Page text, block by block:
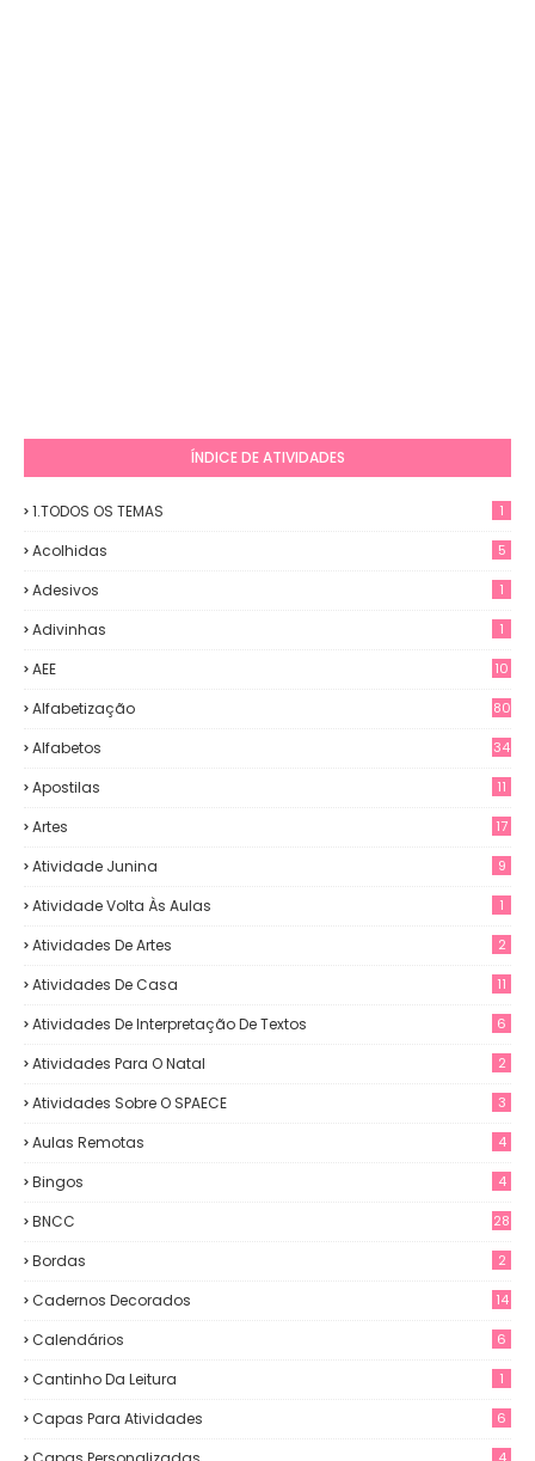
ÍNDICE DE ATIVIDADES
1.TODOS OS TEMAS 1
Acolhidas 5
Adesivos 1
Adivinhas 1
AEE 10
Alfabetização 80
Alfabetos 34
Apostilas 11
Artes 17
Atividade Junina 9
Atividade Volta Às Aulas 1
Atividades De Artes 2
Atividades De Casa 11
Atividades De Interpretação De Textos 6
Atividades Para O Natal 2
Atividades Sobre O SPAECE 3
Aulas Remotas 4
Bingos 4
BNCC 28
Bordas 2
Cadernos Decorados 14
Calendários 6
Cantinho Da Leitura 1
Capas Para Atividades 6
4